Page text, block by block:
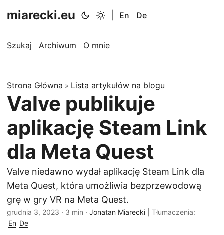
miarecki.eu En De
Szukaj Archiwum O mnie
Strona Główna » Lista artykułów na blogu
Valve publikuje
aplikację Steam Link
dla Meta Quest
Valve niedawno wydał aplikację Steam Link dla
Meta Quest, która umożliwia bezprzewodową
grę w gry VR na Meta Quest.
grudnia 3, 2023 · 3 min · Jonatan Miarecki
Tłumaczenia:
En De